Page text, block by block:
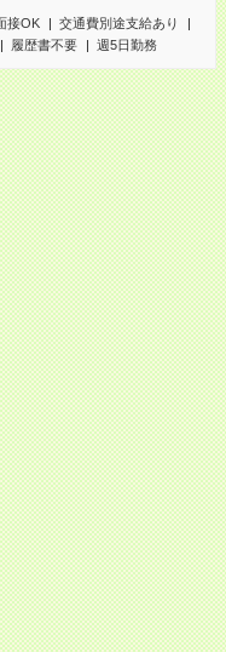
接OK
交通費別途支給あり
履歴書不要 週5日勤務